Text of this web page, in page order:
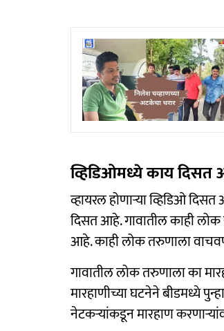
व्हिडिओमध्ये काय दिसत
व्हायरल होणाऱ्या व्हिडिओ
दिसत आहे. गावातील काही
आहे. काही लोक तरुणाला
गावातील लोक तरुणाला का
मारहाणीच्या घटनेने बीडमध्ये
नेटकऱ्यांकडून मारहाण